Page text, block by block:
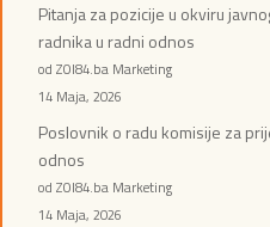
Pitanja za pozicije u okviru
radnika u radni odnos
od ZOI84.ba Marketing
14 Maja, 2026
Poslovnik o radu komisije za
odnos
od ZOI84.ba Marketing
14 Maja, 2026